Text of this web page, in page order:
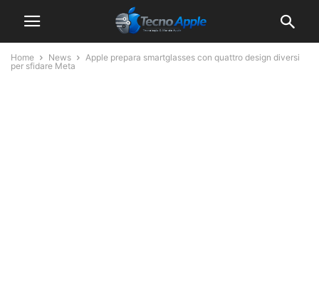
Home News
Apple prepara smartglasses con quattro design diversi
per sfidare Meta